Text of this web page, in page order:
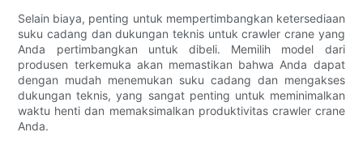
Selain biaya, penting untuk mempertimbangkan ketersediaan
suku cadang dan dukungan teknis untuk crawler crane yang
Anda pertimbangkan untuk dibeli. Memilih model dari
produsen terkemuka akan memastikan bahwa Anda dapat
dengan mudah menemukan suku cadang dan mengakses
dukungan teknis, yang sangat penting untuk meminimalkan
waktu henti dan memaksimalkan produktivitas crawler crane
Anda.